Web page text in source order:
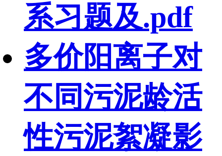
系习题及.pdf
多价阳离子对
不同污泥龄活
性污泥絮凝影